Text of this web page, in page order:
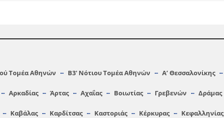
Τομέα Αθηνών Β3′ Νότιου Τομέα Αθηνών A’ Θεσσαλονίκης
Αρκαδίας Άρτας Αχαΐας Βοιωτίας Γρεβενών Δράμας
Καβάλας Καρδίτσας Καστοριάς Κέρκυρας Κεφαλληνίας